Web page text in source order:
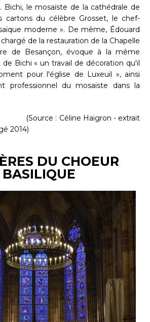
Bichi, le mosaïste de la cathédrale de
cartons du célèbre Grosset, le chef-
moderne ». De même, Édouard
de la restauration de la Chapelle
de Besançon, évoque à la même
Bichi « un travail de décoration qu'il
pour l'église de Luxeuil », ainsi
professionnel du mosaïste dans la
Haigron - extrait
2014)
DU CHOEUR